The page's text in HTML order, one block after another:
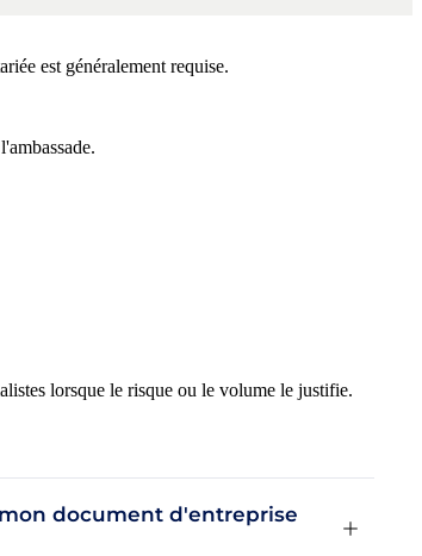
est généralement requise.
lorsque le risque ou le volume le justifie.
document d'entreprise